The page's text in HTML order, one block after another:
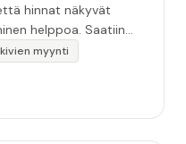
hinnat näkyvät
helppoa. Saatiin
kivi❤️ Kiitos!”
myynti